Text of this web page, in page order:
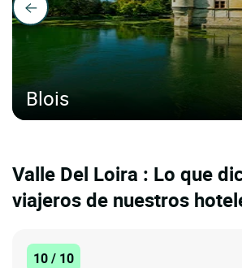
Blois
Valle Del Loira : Lo que
viajeros de nuestros
10 / 10